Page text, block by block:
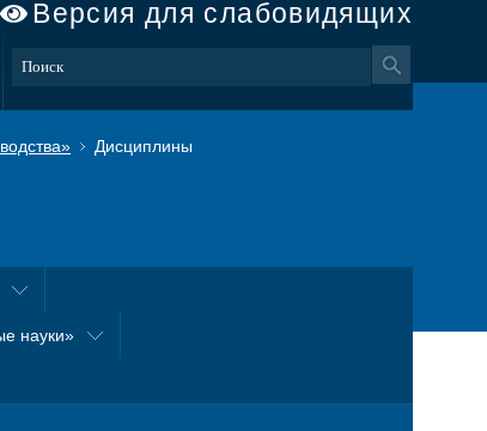
Версия для слабовидящих
Дисциплины
науки»